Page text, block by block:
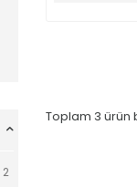
2
Toplam 3 ürün